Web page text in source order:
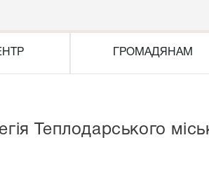
ГРОМАДЯНАМ
Теплодарського